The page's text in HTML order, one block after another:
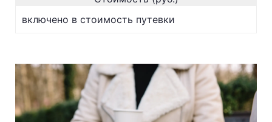
включено в стоимость путевки